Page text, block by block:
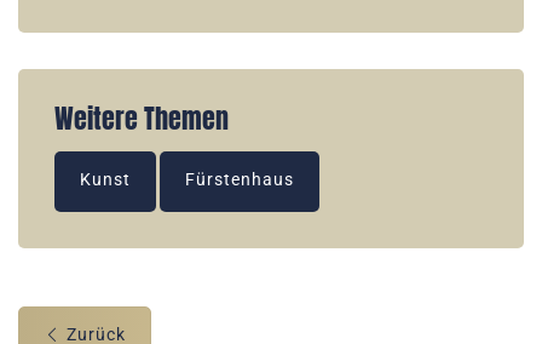
Weitere Themen
Kunst Fürstenhaus
Zurück